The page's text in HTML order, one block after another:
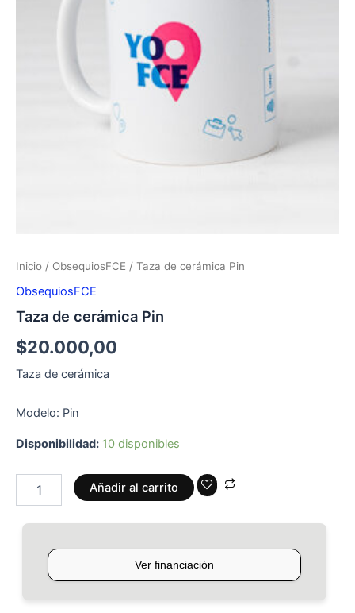
Inicio / ObsequiosFCE / Taza de cerámica Pin
ObsequiosFCE
Taza de cerámica Pin
$20.000,00
Taza de cerámica
Modelo: Pin
Disponibilidad: 10 disponibles
Añadir al carrito